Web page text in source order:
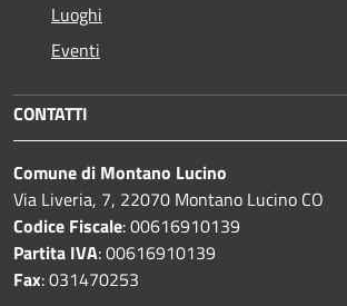
Luoghi
Eventi
CONTATTI
Comune di Montano Lucino
Via Liveria, 7, 22070 Montano Lucino CO
Codice Fiscale: 00616910139
Partita IVA: 00616910139
Fax: 031470253